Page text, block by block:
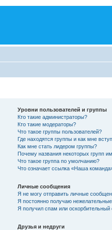
Уровни пользователей и группы
Кто такие администраторы?
Кто такие модераторы?
Что такое группы пользователей?
Где находятся группы и как мне
Как мне стать лидером группы?
Почему названия некоторых групп
Что такое группа по умолчанию?
Что означает ссылка «Наша
Личные сообщения
Я не могу отправить личные
Я постоянно получаю
Я получил спам или оскорбительный
Друзья и недруги